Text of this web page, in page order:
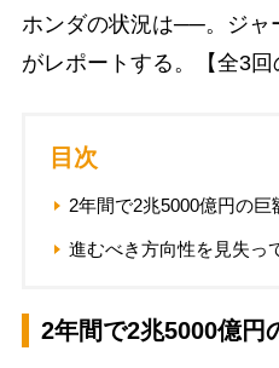
ホンダの状況は──。ジャ
がレポートする。【全3回
目次
2年間で2兆5000億円の巨
進むべき方向性を見失っ
2年間で2兆5000億円